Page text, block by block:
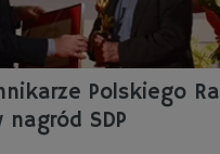
Polskiego
SDP